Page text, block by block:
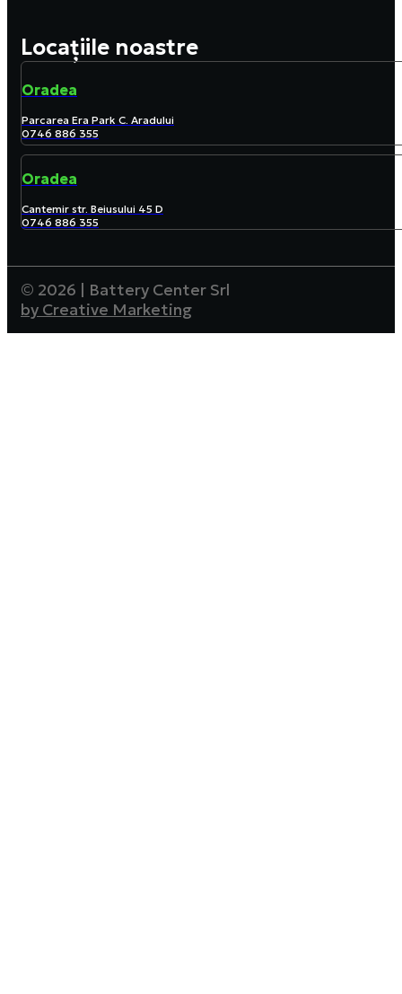
Locațiile noastre
Oradea
Parcarea Era Park C. Aradului
0746 886 355
Oradea
Cantemir str. Beiusului 45 D
0746 886 355
© 2026 | Battery Center Srl
by Creative Marketing